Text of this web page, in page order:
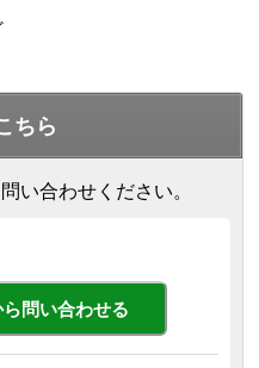
ちら
い合わせください。
問い合わせる